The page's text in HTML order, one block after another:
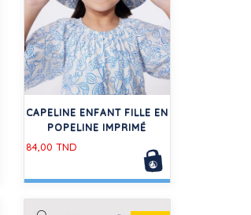
CAPELINE ENFANT FILLE EN
POPELINE IMPRIMÉ
84,00 TND